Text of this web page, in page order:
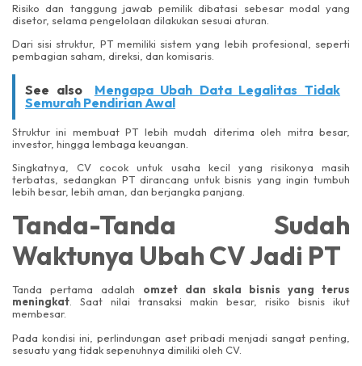
Risiko dan tanggung jawab pemilik dibatasi sebesar modal yang
disetor, selama pengelolaan dilakukan sesuai aturan.
Dari sisi struktur, PT memiliki sistem yang lebih profesional, seperti
pembagian saham, direksi, dan komisaris.
See also
Mengapa Ubah Data Legalitas Tidak
Semurah Pendirian Awal
Struktur ini membuat PT lebih mudah diterima oleh mitra besar,
investor, hingga lembaga keuangan.
Singkatnya, CV cocok untuk usaha kecil yang risikonya masih
terbatas, sedangkan PT dirancang untuk bisnis yang ingin tumbuh
lebih besar, lebih aman, dan berjangka panjang.
Tanda-Tanda Sudah
Waktunya Ubah CV Jadi PT
Tanda pertama adalah omzet dan skala bisnis yang terus
meningkat. Saat nilai transaksi makin besar, risiko bisnis ikut
membesar.
Pada kondisi ini, perlindungan aset pribadi menjadi sangat penting,
sesuatu yang tidak sepenuhnya dimiliki oleh CV.